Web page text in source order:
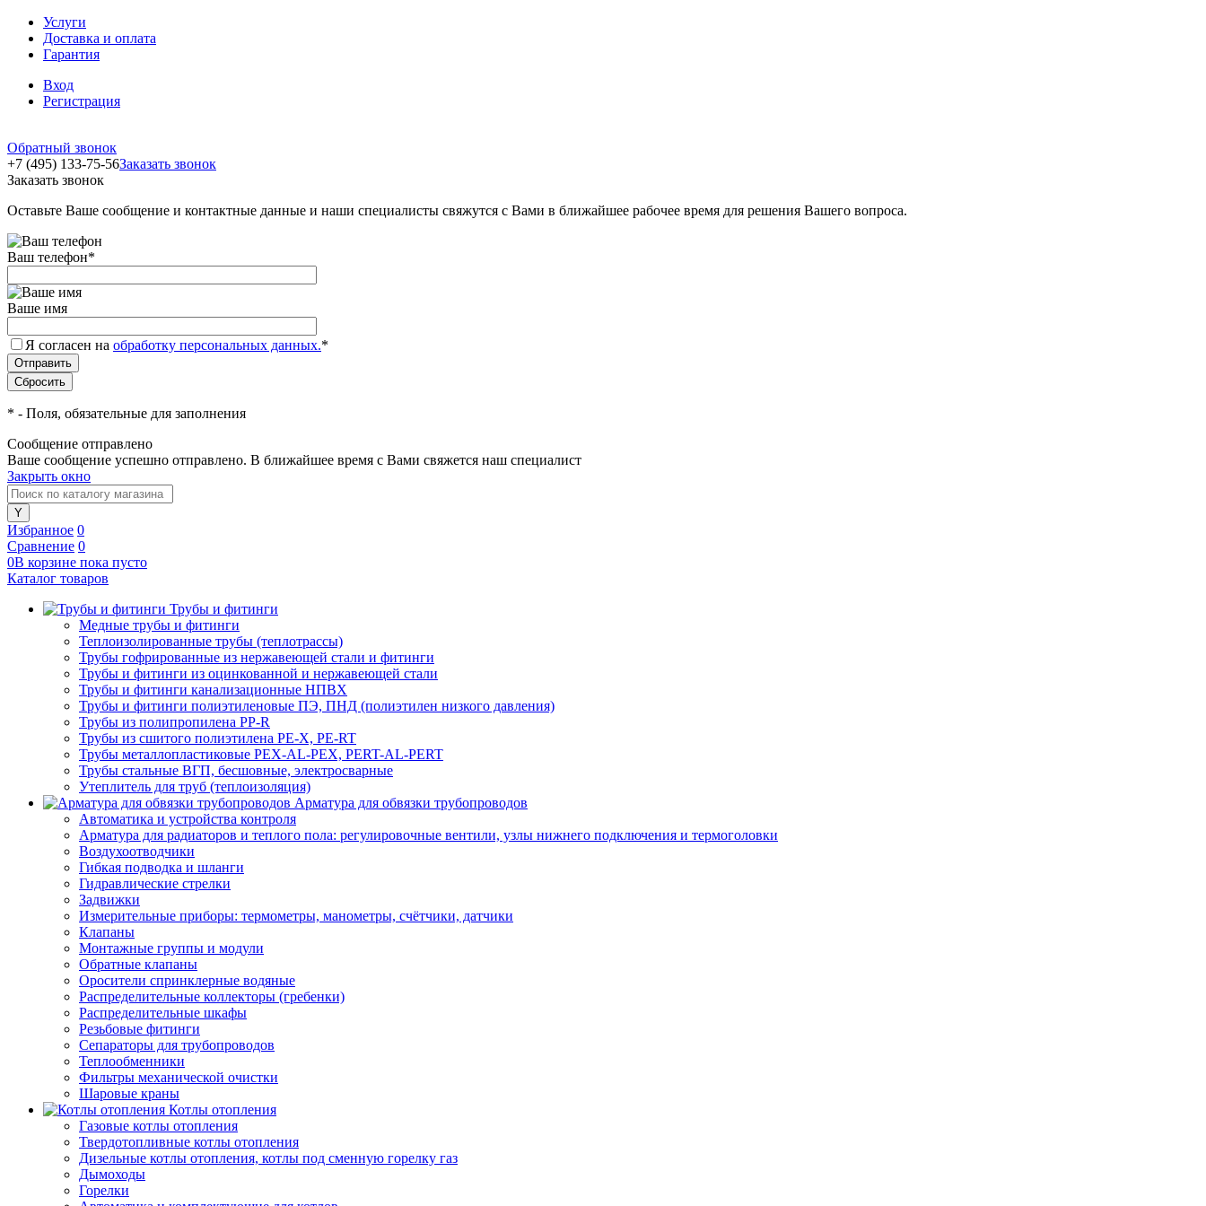
Услуги
Доставка и оплата
Гарантия
Вход
Регистрация
Обратный звонок
+7 (495) 133-75-56Заказать звонок
Заказать звонок
Оставьте Ваше сообщение и контактные данные и наши специалисты свяжутся с Вами в ближайшее рабочее время для решения Вашего вопроса.
Ваш телефон*
Ваше имя
Я согласен на обработку персональных данных.*
* - Поля, обязательные для заполнения
Сообщение отправлено
Ваше сообщение успешно отправлено. В ближайшее время с Вами свяжется наш специалист
Закрыть окно
Избранное 0
Сравнение 0
0В корзине пока пусто
Каталог товаров
Трубы и фитинги
Медные трубы и фитинги
Теплоизолированные трубы (теплотрассы)
Трубы гофрированные из нержавеющей стали и фитинги
Трубы и фитинги из оцинкованной и нержавеющей стали
Трубы и фитинги канализационные НПВХ
Трубы и фитинги полиэтиленовые ПЭ, ПНД (полиэтилен низкого давления)
Трубы из полипропилена PP-R
Трубы из сшитого полиэтилена PE-X, PE-RT
Трубы металлопластиковые PEX-AL-PEX, PERT-AL-PERT
Трубы стальные ВГП, бесшовные, электросварные
Утеплитель для труб (теплоизоляция)
Арматура для обвязки трубопроводов
Автоматика и устройства контроля
Арматура для радиаторов и теплого пола: регулировочные вентили, узлы нижнего подключения и термоголовки
Воздухоотводчики
Гибкая подводка и шланги
Гидравлические стрелки
Задвижки
Измерительные приборы: термометры, манометры, счётчики, датчики
Клапаны
Монтажные группы и модули
Обратные клапаны
Оросители спринклерные водяные
Распределительные коллекторы (гребенки)
Распределительные шкафы
Резьбовые фитинги
Сепараторы для трубопроводов
Теплообменники
Фильтры механической очистки
Шаровые краны
Котлы отопления
Газовые котлы отопления
Твердотопливные котлы отопления
Дизельные котлы отопления, котлы под сменную горелку газ
Дымоходы
Горелки